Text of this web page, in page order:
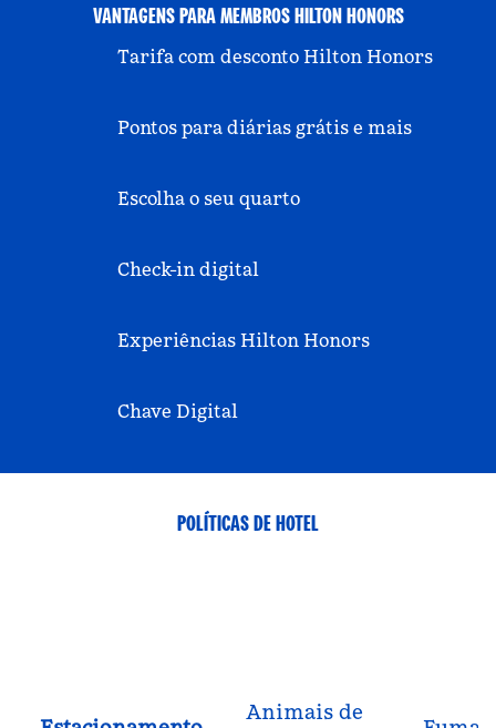
VANTAGENS PARA MEMBROS HILTON HONORS
Tarifa com desconto Hilton Honors
Pontos para diárias grátis e mais
Escolha o seu quarto
Check-in digital
Experiências Hilton Honors
Chave Digital
POLÍTICAS DE HOTEL
Animais de